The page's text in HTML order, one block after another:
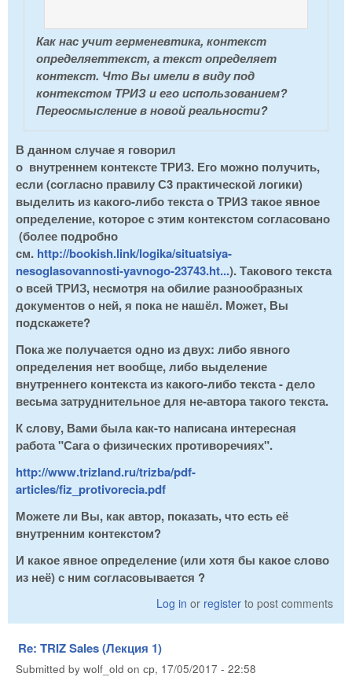
Как нас учит герменевтика, контекст
определяеттекст, а текст определяет
контекст. Что Вы имели в виду под
контекстом ТРИЗ и его использованием?
Переосмысление в новой реальности?
В данном случае я говорил
о внутреннем контексте ТРИЗ. Его можно получить,
если (согласно правилу С3 практической логики)
выделить из какого-либо текста о ТРИЗ такое явное
определение, которое с этим контекстом согласовано
(более подробно
см. http://bookish.link/logika/situatsiya-
nesoglasovannosti-yavnogo-23743.ht...). Такового текста
о всей ТРИЗ, несмотря на обилие разнообразных
документов о ней, я пока не нашёл. Может, Вы
подскажете?
Пока же получается одно из двух: либо явного
определения нет вообще, либо выделение
внутреннего контекста из какого-либо текста - дело
весьма затруднительное для не-автора такого текста.
К слову, Вами была как-то написана интересная
работа "Сага о физических противоречиях".
http://www.trizland.ru/trizba/pdf-
articles/fiz_protivorecia.pdf
Можете ли Вы, как автор, показать, что есть её
внутренним контекстом?
И какое явное определение (или хотя бы какое слово
из неё) с ним согласовывается ?
Log in or register to post comments
Re: TRIZ Sales (Лекция 1)
Submitted by wolf_old on ср, 17/05/2017 - 22:58